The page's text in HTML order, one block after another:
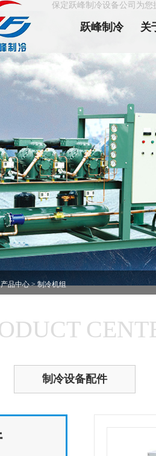
保定跃峰制冷设备公司为您
跃峰制冷 关
产品中心> 制冷机组
制冷设备配件